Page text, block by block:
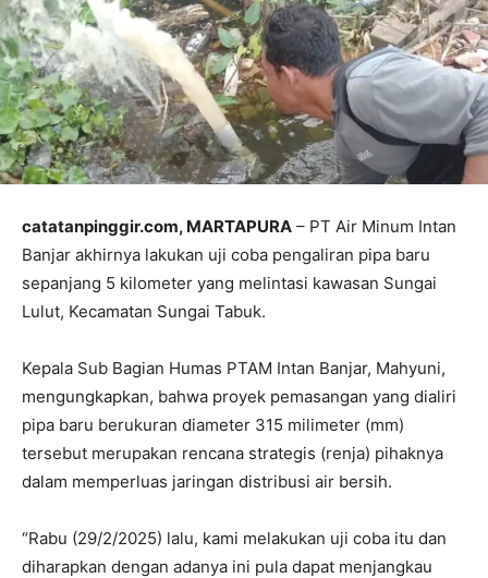
catatanpinggir.com, MARTAPURA – PT Air Minum Intan
Banjar akhirnya lakukan uji coba pengaliran pipa baru
sepanjang 5 kilometer yang melintasi kawasan Sungai
Lulut, Kecamatan Sungai Tabuk.
Kepala Sub Bagian Humas PTAM Intan Banjar, Mahyuni,
mengungkapkan, bahwa proyek pemasangan yang dialiri
pipa baru berukuran diameter 315 milimeter (mm)
tersebut merupakan rencana strategis (renja) pihaknya
dalam memperluas jaringan distribusi air bersih.
“Rabu (29/2/2025) lalu, kami melakukan uji coba itu dan
diharapkan dengan adanya ini pula dapat menjangkau